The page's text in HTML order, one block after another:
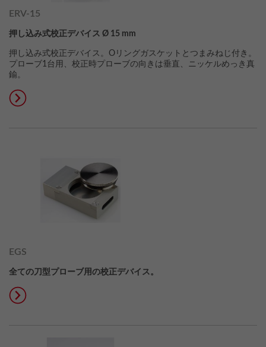
ERV-15
押し込み式校正デバイス Ø 15 mm
押し込み式校正デバイス。Oリングガスケットとつまみねじ付き。
プローブ1台用、校正時プローブの向きは垂直、ニッケルめっき真
鍮。
EGS
全ての刀型プローブ用の校正デバイス。